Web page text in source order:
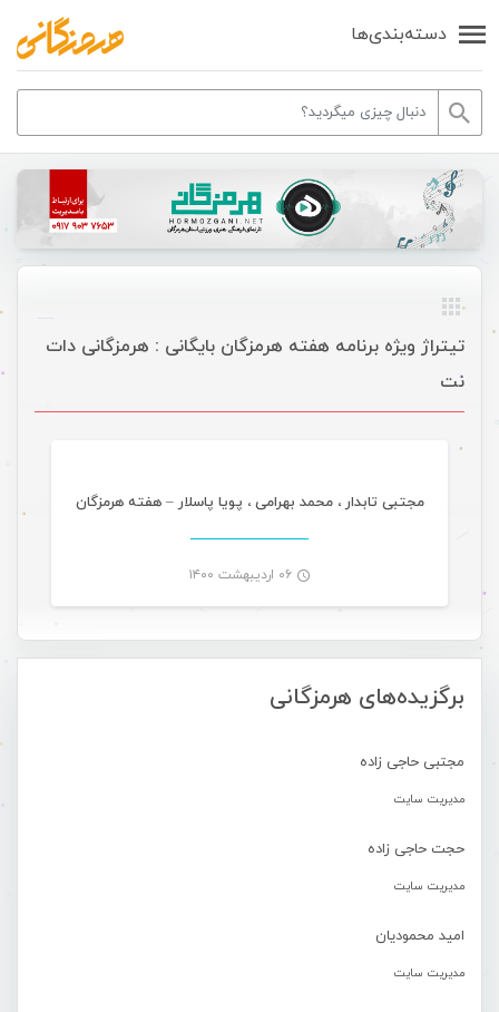
دسته‌بندی‌ها
برگزیده‌های هرمزگانی
مجتبی حاجی زاده
مدیریت سایت
حجت حاجی زاده
مدیریت سایت
امید محمودیان
مدیریت سایت
تیتراژ ویژه برنامه هفته هرمزگان بایگانی : هرمزگانی دات
نت
مجتبی تابدار ، محمد بهرامی ، پویا پاسلار – هفته هرمزگان
۰۶ اردیبهشت ۱۴۰۰